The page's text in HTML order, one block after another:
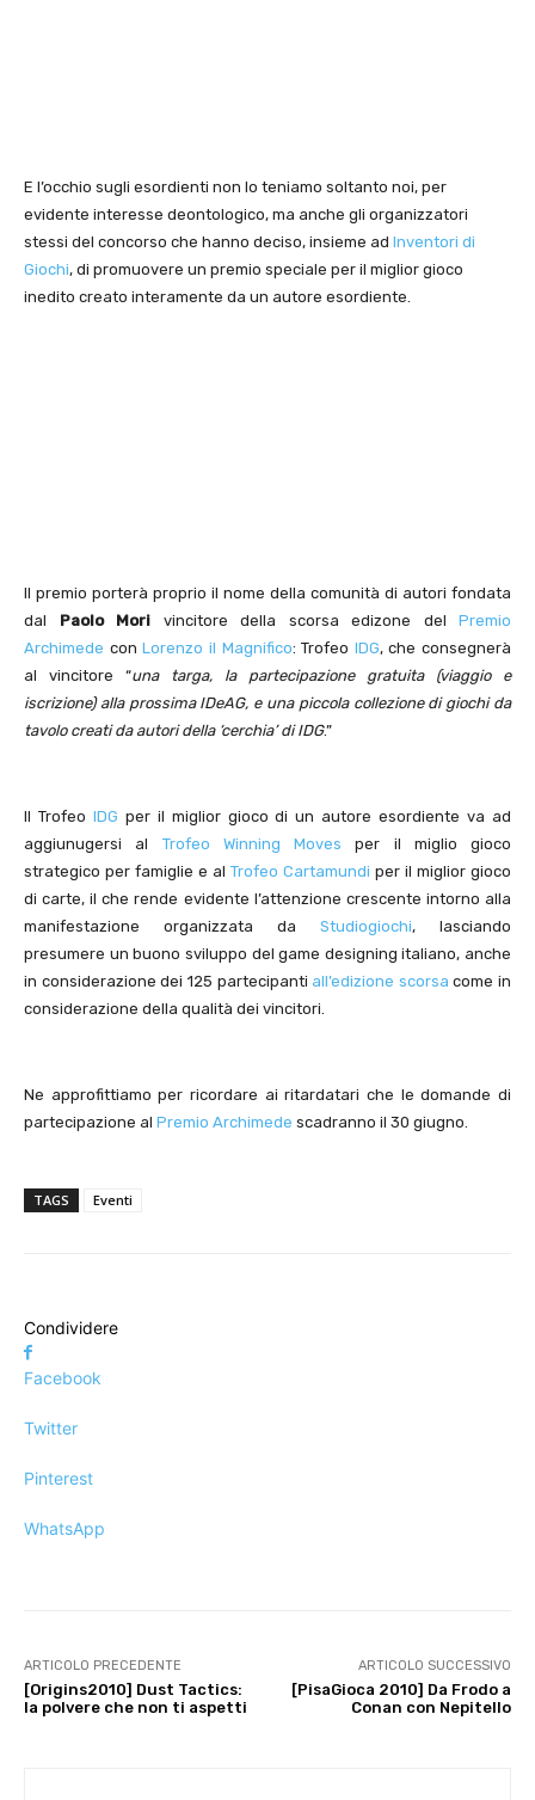
E l’occhio sugli esordienti non lo teniamo soltanto noi, per
evidente interesse deontologico, ma anche gli organizzatori
stessi del concorso che hanno deciso, insieme ad Inventori di
Giochi, di promuovere un premio speciale per il miglior gioco
inedito creato interamente da un autore esordiente.
Il premio porterà proprio il nome della comunità di autori fondata
dal Paolo Mori vincitore della scorsa edizone del Premio
Archimede conLorenzo il Magnifico: Trofeo IDG, che consegnerà
al vincitore “una targa, la partecipazione gratuita (viaggio e
iscrizione) alla prossima IDeAG, e una piccola collezione di giochi da
tavolo creati da autori della ‘cerchia’ di IDG.”
Il Trofeo IDG per il miglior gioco di un autore esordiente va ad
aggiunugersi al Trofeo Winning Moves per il miglio gioco
strategico per famiglie e al Trofeo Cartamundi per il miglior gioco
di carte, il che rende evidente l’attenzione crescente intorno alla
manifestazione organizzata da Studiogiochi, lasciando
presumere un buono sviluppo del game designing italiano, anche
in considerazione dei 125 partecipanti all’edizione scorsacome in
considerazione della qualità dei vincitori.
Ne approfittiamo per ricordare ai ritardatari che le domande di
partecipazione al Premio Archimede scadranno il 30 giugno.
TAGS Eventi
Condividere
Facebook
Twitter
Pinterest
WhatsApp
ARTICOLO PRECEDENTE
[Origins2010] Dust Tactics:
la polvere che non ti aspetti
ARTICOLO SUCCESSIVO
[PisaGioca 2010] Da Frodo a
Conan con Nepitello